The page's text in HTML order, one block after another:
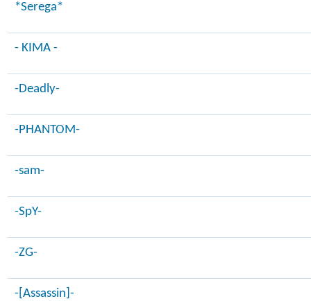
*Serega*
- KIMA -
-Deadly-
-PHANTOM-
-sam-
-SpY-
-ZG-
-[Assassin]-